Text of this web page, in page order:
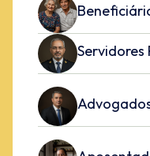
Servidores